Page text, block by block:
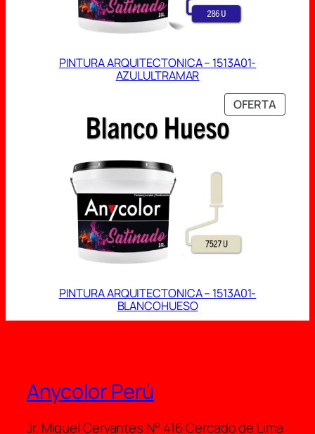
PINTURA ARQUITECTONICA – 1513A01-
AZULULTRAMAR
OFERTA
EN
PINTURA ARQUITECTONICA – 1513A01-
BLANCOHUESO
Anycolor Perú
Jr. Miguel Cervantes N° 416 Cercado de Lima